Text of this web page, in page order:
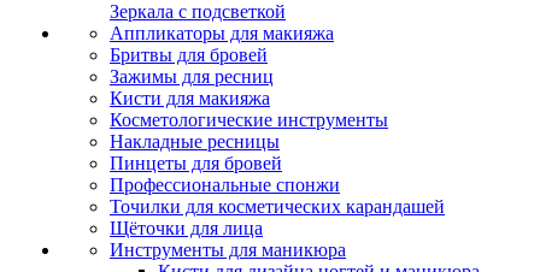
Зеркала с подсветкой
Аппликаторы для макияжа
Бритвы для бровей
Зажимы для ресниц
Кисти для макияжа
Косметологические инструменты
Накладные ресницы
Пинцеты для бровей
Профессиональные спонжи
Точилки для косметических карандашей
Щёточки для лица
Инструменты для маникюра